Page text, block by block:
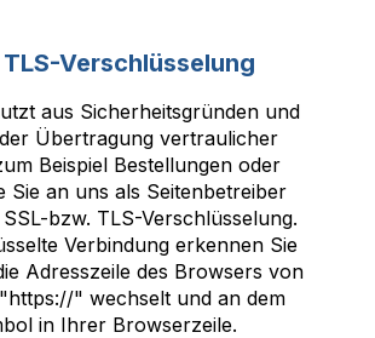
Verschlüsselung
aus Sicherheitsgründen und
Übertragung vertraulicher
Beispiel Bestellungen oder
Sie an uns als Seitenbetreiber
bzw. TLS-Verschlüsselung.
Verbindung erkennen Sie
Adresszeile des Browsers von
" wechselt und an dem
in Ihrer Browserzeile.